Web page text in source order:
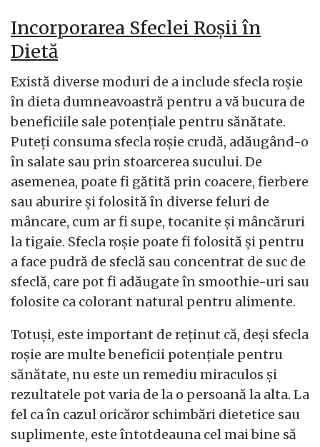
Incorporarea Sfeclei Roșii în
Dietă
Există diverse moduri de a include sfecla roșie
în dieta dumneavoastră pentru a vă bucura de
beneficiile sale potențiale pentru sănătate.
Puteți consuma sfecla roșie crudă, adăugând-o
în salate sau prin stoarcerea sucului. De
asemenea, poate fi gătită prin coacere, fierbere
sau aburire și folosită în diverse feluri de
mâncare, cum ar fi supe, tocanite și mâncăruri
la tigaie. Sfecla roșie poate fi folosită și pentru
a face pudră de sfeclă sau concentrat de suc de
sfeclă, care pot fi adăugate în smoothie-uri sau
folosite ca colorant natural pentru alimente.
Totuși, este important de reținut că, deși sfecla
roșie are multe beneficii potențiale pentru
sănătate, nu este un remediu miraculos și
rezultatele pot varia de la o persoană la alta. La
fel ca în cazul oricăror schimbări dietetice sau
suplimente, este întotdeauna cel mai bine să